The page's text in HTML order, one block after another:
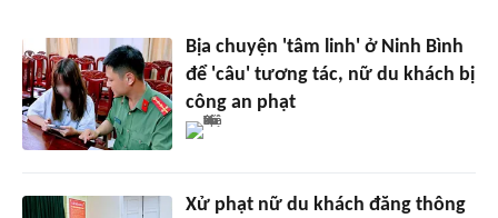
Bịa chuyện 'tâm linh' ở Ninh Bình
để 'câu' tương tác, nữ du khách bị
công an phạt
Xử phạt nữ du khách đăng thông